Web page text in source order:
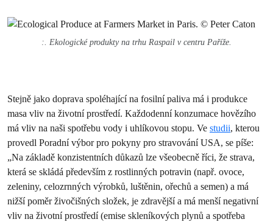
:. Ekologické produkty na trhu Raspail v centru Paříže.
Stejně jako doprava spoléhající na fosilní paliva má i produkce
masa vliv na životní prostředí. Každodenní konzumace hovězího
má vliv na naši spotřebu vody i uhlíkovou stopu. Ve studii, kterou
provedl Poradní výbor pro pokyny pro stravování USA, se píše:
„Na základě konzistentních důkazů lze všeobecně říci, že strava,
která se skládá především z rostlinných potravin (např. ovoce,
zeleniny, celozrnných výrobků, luštěnin, ořechů a semen) a má
nižší poměr živočišných složek, je zdravější a má menší negativní
vliv na životní prostředí (emise skleníkových plynů a spotřeba